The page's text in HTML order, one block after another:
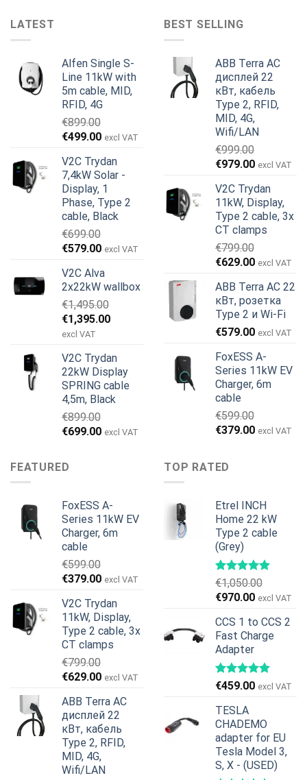
LATEST
Alfen Single S-
Line 11kW with
5m cable, MID,
RFID, 4G
€899.00
Первоначальная
составляла
€899.00.
€499.00Текущая
€499.00.
excl VAT
V2C Trydan
7,4kW Solar -
Display, 1
Phase, Type 2
cable, Black
€699.00
Первоначальная
составляла
€699.00.
€579.00Текущая
€579.00.
excl VAT
V2C Alva
2x22kW wallbox
€1,495.00
Первоначальная
цена
€1,495.00.
€1,395.00Текущая
excl VAT
V2C Trydan
22kW Display
SPRING cable
4,5m, Black
€899.00
Первоначальная
€899.00.
€699.00Текущая
excl VAT
BEST SELLING
ABB Terra AC
дисплей 22
кВт, кабель
Type 2, RFID,
MID, 4G,
Wifi/LAN
€999.00
Первоначальная
составляла
€999.00.
€979.00Текущая
€979.00.
excl VAT
V2C Trydan
11kW, Display,
Type 2 cable, 3x
CT clamps
€799.00
Первоначальная
составляла
€799.00.
€629.00Текущая
€629.00.
excl VAT
ABB Terra AC 22
кВт, розетка
Type 2 и Wi-Fi
€579.00 excl VAT
FoxESS A-
Series 11kW EV
Charger, 6m
cable
€599.00
Первоначальная
€599.00.
€379.00Текущая
excl VAT
FEATURED
FoxESS A-
Series 11kW EV
Charger, 6m
cable
€599.00
Первоначальная
составляла
€599.00.
€379.00Текущая
€379.00.
excl VAT
V2C Trydan
11kW, Display,
Type 2 cable, 3x
CT clamps
€799.00
Первоначальная
составляла
€799.00.
€629.00Текущая
€629.00.
excl VAT
ABB Terra AC
дисплей 22
кВт, кабель
Type 2, RFID,
MID, 4G,
Wifi/LAN
TOP RATED
Etrel INCH
Home 22 kW
Type 2 cable
(Grey)
€1,050.00
Первоначальная
составляла
€1,050.00.
€970.00Текущая
€970.00.
excl VAT
CCS 1 to CCS 2
Fast Charge
Adapter
€459.00 excl VAT
TESLA
CHADEMO
adapter for EU
Tesla Model 3,
S, X - (USED)